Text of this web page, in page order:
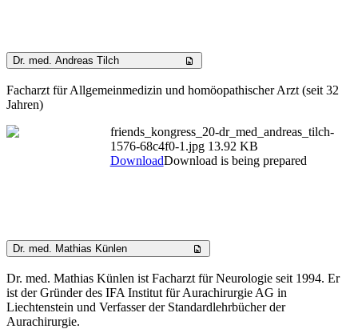
Dr. med. Andreas Tilch
Facharzt für Allgemeinmedizin und homöopathischer Arzt (seit 32
Jahren)
friends_kongress_20-dr_med_andreas_tilch-
1576-68c4f0-1.jpg 13.92 KB
DownloadDownload is being prepared
Dr. med. Mathias Künlen
Dr. med. Mathias Künlen ist Facharzt für Neurologie seit 1994. Er
ist der Gründer des IFA Institut für Aurachirurgie AG in
Liechtenstein und Verfasser der Standardlehrbücher der
Aurachirurgie.